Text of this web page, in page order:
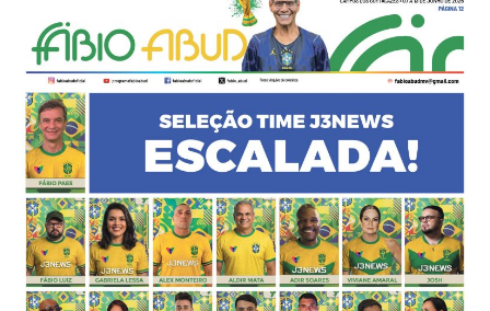
2024
Desenvolvido
Hesea
Tecnologia
Sistemas